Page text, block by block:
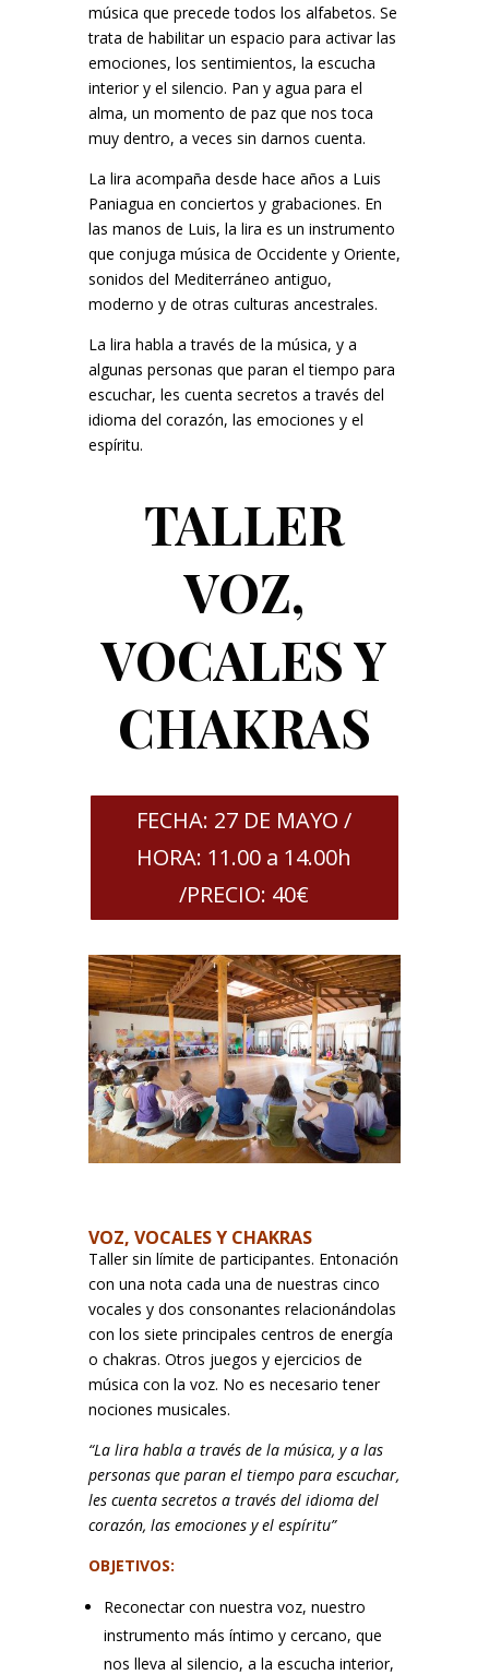
música que precede todos los alfabetos. Se
trata de habilitar un espacio para activar las
emociones, los sentimientos, la escucha
interior y el silencio. Pan y agua para el
alma, un momento de paz que nos toca
muy dentro, a veces sin darnos cuenta.
La lira acompaña desde hace años a Luis
Paniagua en conciertos y grabaciones. En
las manos de Luis, la lira es un instrumento
que conjuga música de Occidente y Oriente,
sonidos del Mediterráneo antiguo,
moderno y de otras culturas ancestrales.
La lira habla a través de la música, y a
algunas personas que paran el tiempo para
escuchar, les cuenta secretos a través del
idioma del corazón, las emociones y el
espíritu.
TALLER
VOZ,
VOCALES Y
CHAKRAS
FECHA: 27 DE MAYO /
HORA: 11.00 a 14.00h
/PRECIO: 40€
VOZ, VOCALES Y CHAKRAS
Taller sin límite de participantes. Entonación
con una nota cada una de nuestras cinco
vocales y dos consonantes relacionándolas
con los siete principales centros de energía
o chakras. Otros juegos y ejercicios de
música con la voz. No es necesario tener
nociones musicales.
“La lira habla a través de la música, y a las
personas que paran el tiempo para escuchar,
les cuenta secretos a través del idioma del
corazón, las emociones y el espíritu”
OBJETIVOS:
Reconectar con nuestra voz, nuestro
instrumento más íntimo y cercano, que
nos lleva al silencio, a la escucha interior,